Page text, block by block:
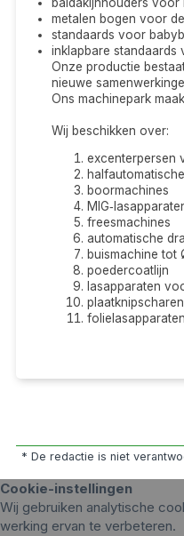
metalen bogen voor
standaards voor
inklapbare standaards
Onze productie
nieuwe
Ons machinepark
Wij beschikken over:
excenterpersen
boormachines
freesmachines
automatische
buismachine tot
poedercoatlijn
lasapparaten
folielasapparaten
* De redactie is niet
Cookie-instellingen
Wij gebruiken analytische
werking ervan te verbeteren.